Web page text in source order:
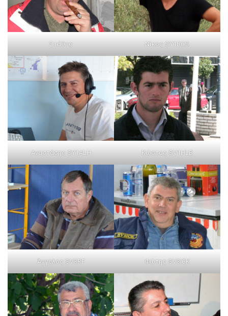
Στάθης Νίκος SY1BCS
Αναστάσης SY1ALH Κώστας SV1HLB
Άγγελος SV3RF Φώτης SV3ICK